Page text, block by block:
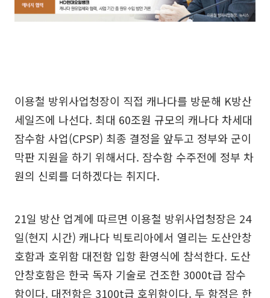
이용철 방위사업청장이 직접 캐나다를 방문해 K방산
세일즈에 나선다. 최대 60조원 규모의 캐나다 차세대
잠수함 사업(CPSP) 최종 결정을 앞두고 정부와 군이
막판 지원을 하기 위해서다. 잠수함 수주전에 정부 차
원의 신뢰를 더하겠다는 취지다.
21일 방산 업계에 따르면 이용철 방위사업청장은 24
일(현지 시간) 캐나다 빅토리아에서 열리는 도산안창
호함과 호위함 대전함 입항 환영식에 참석한다. 도산
안창호함은 한국 독자 기술로 건조한 3000t급 잠수
함이다. 대전함은 3100t급 호위함이다. 두 함정은 한